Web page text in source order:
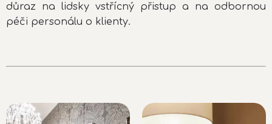
důraz na lidsky vstřícný přistup a na odbornou
péči personálu o klienty.